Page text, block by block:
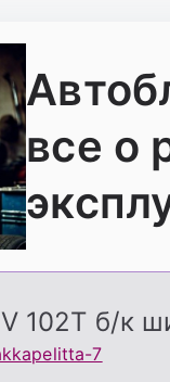
все о
102Т б/к
7